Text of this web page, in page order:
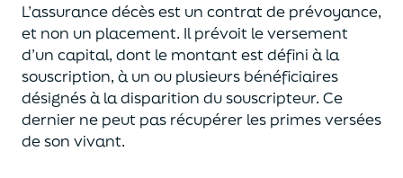
L’assurance décès est un contrat de prévoyance,
et non un placement. Il prévoit le versement
d’un capital, dont le montant est défini à la
souscription, à un ou plusieurs bénéficiaires
désignés à la disparition du souscripteur. Ce
dernier ne peut pas récupérer les primes versées
de son vivant.